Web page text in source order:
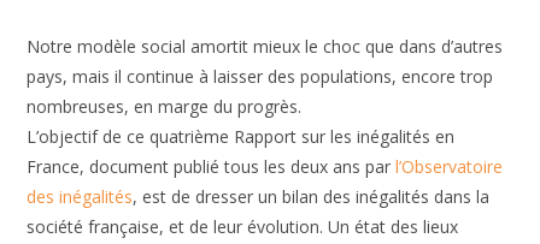
Notre modèle social amortit mieux le choc que dans d’autres
pays, mais il continue à laisser des populations, encore trop
nombreuses, en marge du progrès.
L’objectif de ce quatrième Rapport sur les inégalités en
France, document publié tous les deux ans parl’Observatoire
des inégalités, est de dresser un bilan des inégalités dans la
société française, et de leur évolution. Un état des lieux